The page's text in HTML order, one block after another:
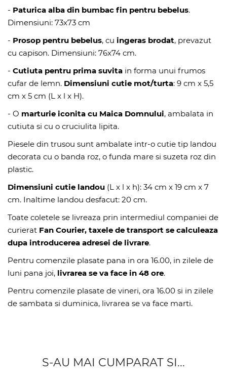
- Paturica alba din bumbac fin pentru bebelus.
Dimensiuni: 73x73 cm
- Prosop pentru bebelus, cu ingeras brodat, prevazut
cu capison. Dimensiuni: 76x74 cm.
- Cutiuta pentru prima suvita in forma unui frumos
cufar de lemn. Dimensiuni cutie mot/turta: 9 cm x 5,5
cm x 5 cm (L x l x H).
- O marturie iconita cu Maica Domnului, ambalata in
cutiuta si cu o cruciulita lipita.
Piesele din trusou sunt ambalate intr-o cutie tip landou
decorata cu o banda roz, o funda mare si suzeta roz din
plastic.
Dimensiuni cutie landou (L x l x h): 34 cm x 19 cm x 7
cm. Inaltime landou desfacut: 20 cm.
Toate coletele se livreaza prin intermediul companiei de
curierat Fan Courier, taxele de transport se calculeaza
dupa introducerea adresei de livrare.
Pentru comenzile plasate pana in ora 16.00, in zilele de
luni pana joi, livrarea se va face in 48 ore.
Pentru comenzile plasate de vineri, ora 16.00 si in zilele
de sambata si duminica, livrarea se va face marti.
S-AU MAI CUMPARAT SI...